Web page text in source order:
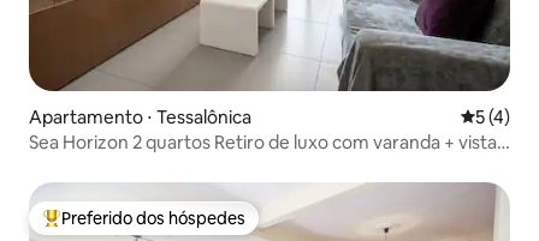
Apartamento ⋅ Tessalônica 5 de
5 (4)
Sea Horizon 2 quartos Retiro de luxo com varanda + vista
Entre os melhores preferidos dos hóspedes
Preferido dos hóspedes